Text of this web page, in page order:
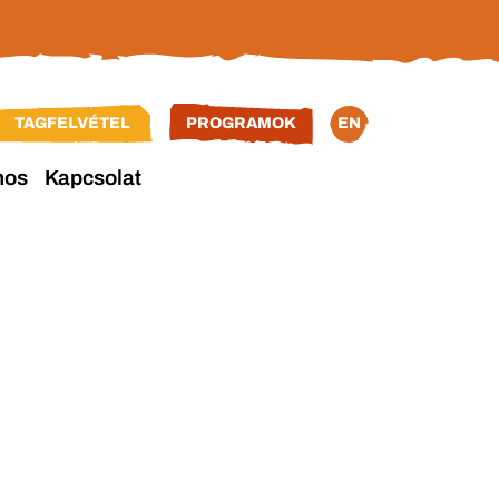
TAGFELVÉTEL PROGRAMOK EN
Kapcsolat